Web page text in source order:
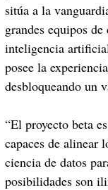
sitúa a la
grandes equipos
inteligencia
posee la
desbloqueando un
“El proyecto beta
capaces de alinear
ciencia de datos
posibilidades son